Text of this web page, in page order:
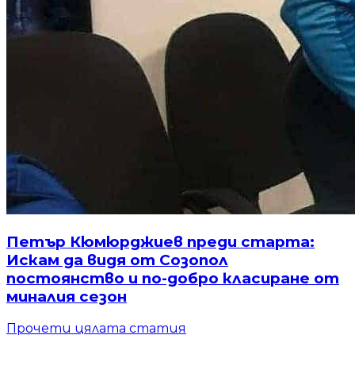
Петър Кюмюрджиев преди старта:
Искам да видя от Созопол
постоянство и по-добро класиране от
миналия сезон
Прочети цялата статия